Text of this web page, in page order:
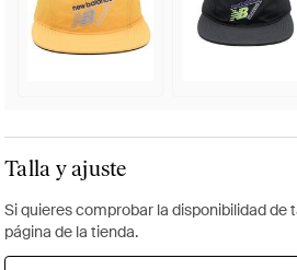
Talla y ajuste
Si quieres comprobar la disponibilidad de
página de la tienda.